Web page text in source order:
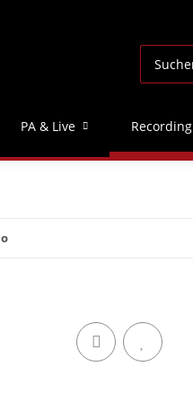
PA & Live Recording